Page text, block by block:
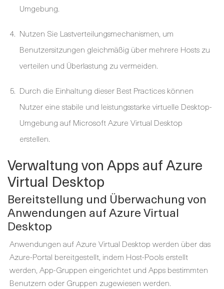
Umgebung.
Nutzen Sie Lastverteilungsmechanismen, um
Benutzersitzungen gleichmäßig über mehrere Hosts zu
verteilen und Überlastung zu vermeiden.
Durch die Einhaltung dieser Best Practices können
Nutzer eine stabile und leistungsstarke virtuelle Desktop-
Umgebung auf Microsoft Azure Virtual Desktop
erstellen.
Verwaltung von Apps auf Azure
Virtual Desktop
Bereitstellung und Überwachung von
Anwendungen auf Azure Virtual
Desktop
Anwendungen auf Azure Virtual Desktop werden über das
Azure-Portal bereitgestellt, indem Host-Pools erstellt
werden, App-Gruppen eingerichtet und Apps bestimmten
Benutzern oder Gruppen zugewiesen werden.